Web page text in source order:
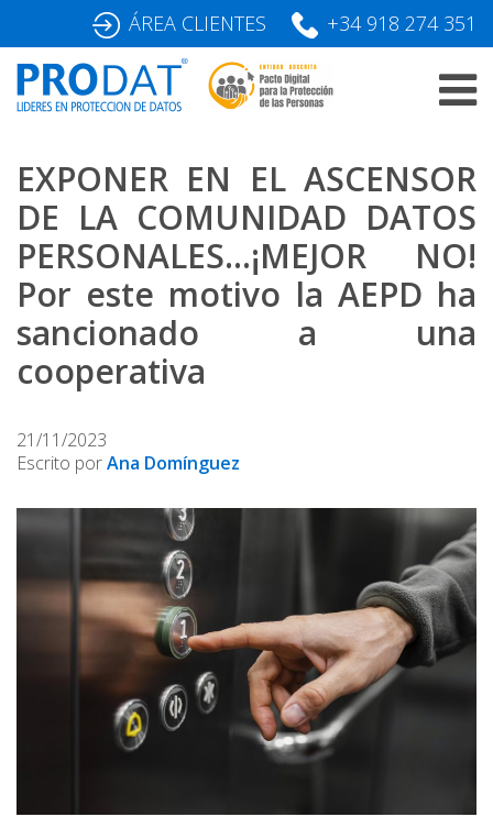
content
ÁREA CLIENTES +34 918 274 351
EXPONER EN EL ASCENSOR
DE LA COMUNIDAD DATOS
PERSONALES…¡MEJOR NO!
Por este motivo la AEPD ha
sancionado a una
cooperativa
21/11/2023
Escrito porAna Domínguez